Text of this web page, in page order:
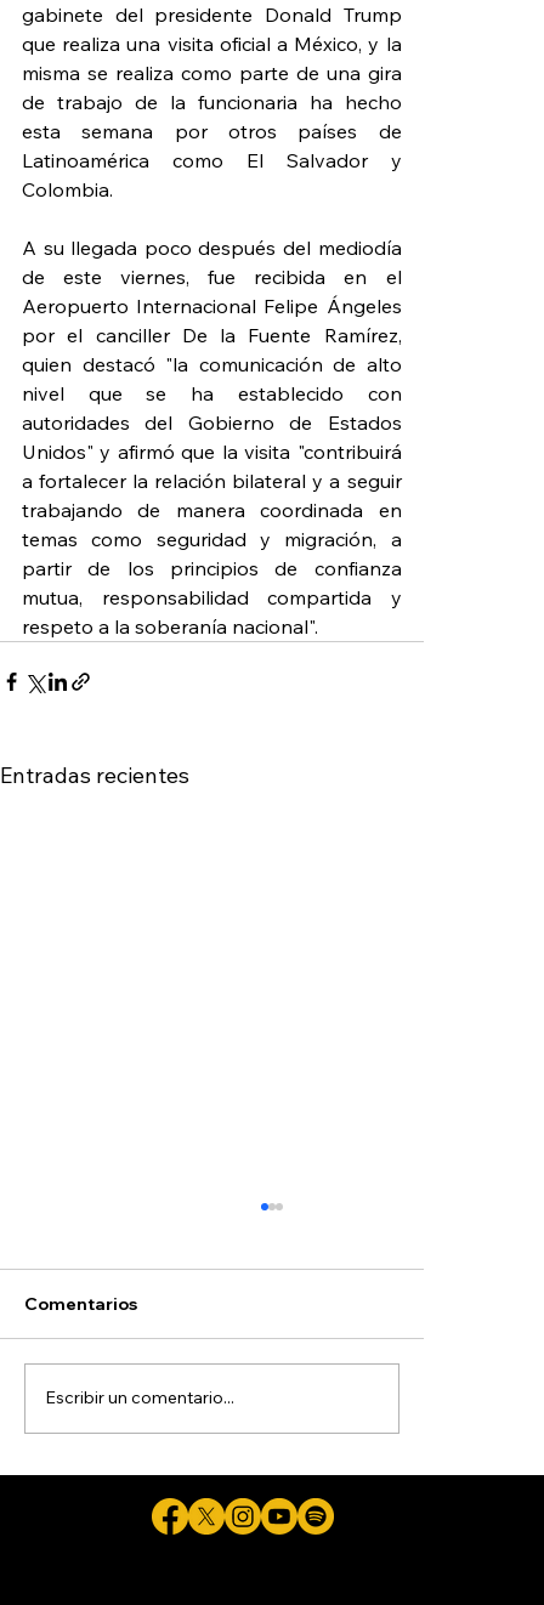
gabinete del presidente Donald Trump
que realiza una visita oficial a México, y la
misma se realiza como parte de una gira
de trabajo de la funcionaria ha hecho
esta semana por otros países de
Latinoamérica como El Salvador y
Colombia.
A su llegada poco después del mediodía
de este viernes, fue recibida en el
Aeropuerto Internacional Felipe Ángeles
por el canciller De la Fuente Ramírez,
quien destacó "la comunicación de alto
nivel que se ha establecido con
autoridades del Gobierno de Estados
Unidos" y afirmó que la visita "contribuirá
a fortalecer la relación bilateral y a seguir
trabajando de manera coordinada en
temas como seguridad y migración, a
partir de los principios de confianza
mutua, responsabilidad compartida y
respeto a la soberanía nacional".
Entradas recientes
acusado de ocultar evidencias de
Comentarios
Escribir un comentario...